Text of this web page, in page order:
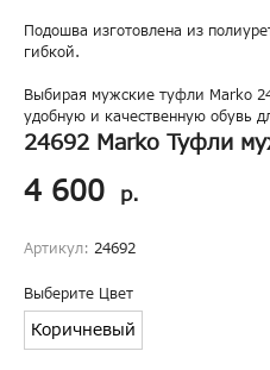
Подошва изготовлена из
гибкой.
Выбирая мужские туфли Marko
удобную и качественную обувь
24692 Marko Туфли
4 600 р.
Артикул: 24692
Выберите Цвет
Коричневый